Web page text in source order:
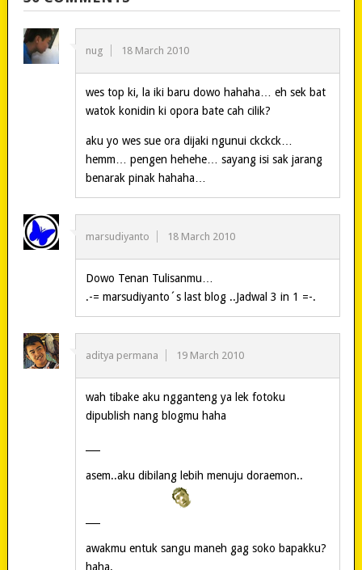
nug 18 March 2010
wes top ki, la iki baru dowo hahaha… eh sek bat
watok konidin ki opora bate cah cilik?
aku yo wes sue ora dijaki ngunui ckckck…
hemm… pengen hehehe… sayang isi sak jarang
benarak pinak hahaha…
marsudiyanto 18 March 2010
Dowo Tenan Tulisanmu…
.-= marsudiyanto´s last blog ..Jadwal 3 in 1 =-.
aditya permana 19 March 2010
wah tibake aku ngganteng ya lek fotoku
dipublish nang blogmu haha
asem..aku dibilang lebih menuju doraemon..
awakmu entuk sangu maneh gag soko bapakku?
haha.